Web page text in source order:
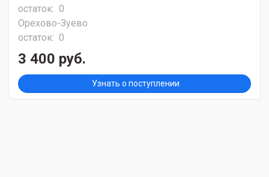
остаток: 0
Орехово-Зуево
остаток: 0
3 400 руб.
Узнать о поступлении